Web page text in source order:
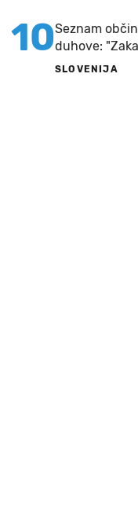
10Seznam
duhove:
SLOVENIJA